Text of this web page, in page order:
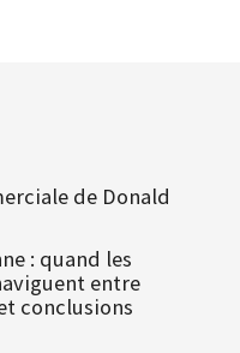
de Donald
: quand les
entre
conclusions